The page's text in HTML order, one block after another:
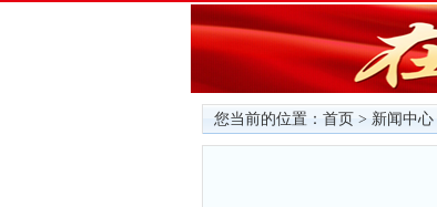
您当前的位置： 首页 > 新闻中心